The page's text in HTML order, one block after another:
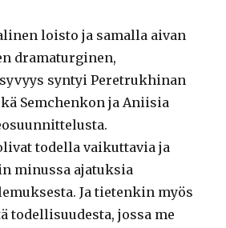
loisto ja samalla aivan
dramaturginen,
syntyi Peretrukhinan
Semchenkon ja Aniisia
todella vaikuttavia ja
minussa ajatuksia
Ja tietenkin myös
todellisuudesta, jossa me